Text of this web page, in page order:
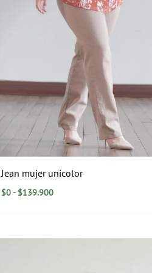
Jean mujer unicolor
$0- $139.900